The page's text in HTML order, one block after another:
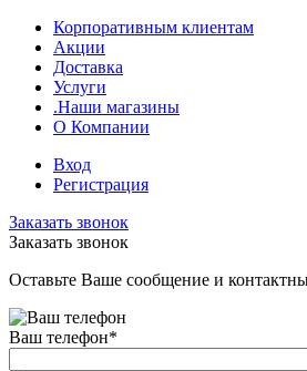
Корпоративным клиентам
Акции
Доставка
Услуги
.Наши магазины
О Компании
Вход
Регистрация
Заказать звонок
Заказать звонок
Оставьте Ваше сообщение и
Ваш телефон*